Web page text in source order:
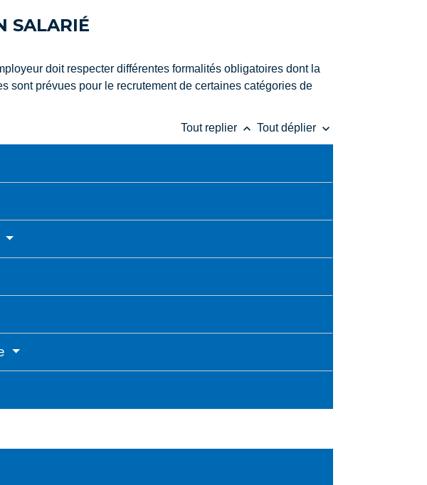
SALARIÉ
doit respecter différentes formalités obligatoires dont la
sont prévues pour le recrutement de certaines catégories de
Tout replier keyboard_arrow_up Tout déplier keyboard_arrow_down